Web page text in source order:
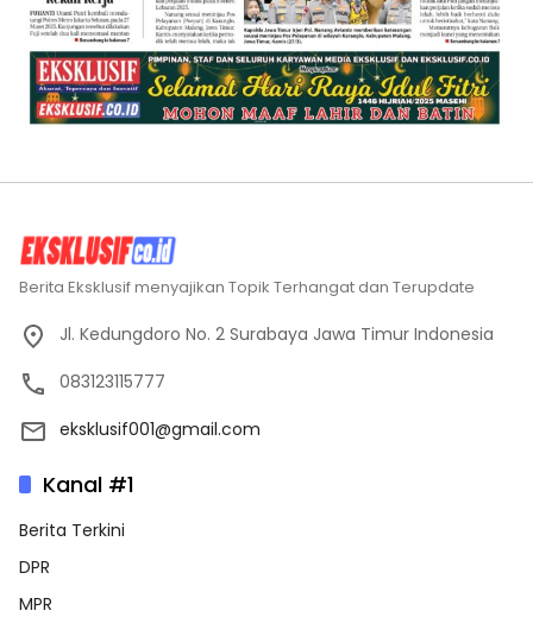
Berita Eksklusif menyajikan Topik Terhangat dan Terupdate
Jl. Kedungdoro No. 2 Surabaya Jawa Timur Indonesia
083123115777
eksklusif001@gmail.com
Kanal #1
Berita Terkini
DPR
MPR